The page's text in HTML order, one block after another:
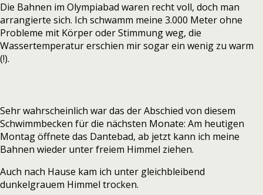
Die Bahnen im Olympiabad waren recht voll, doch man
arrangierte sich. Ich schwamm meine 3.000 Meter ohne
Probleme mit Körper oder Stimmung weg, die
Wassertemperatur erschien mir sogar ein wenig zu warm
(!).
Sehr wahrscheinlich war das der Abschied von diesem
Schwimmbecken für die nächsten Monate: Am heutigen
Montag öffnete das Dantebad, ab jetzt kann ich meine
Bahnen wieder unter freiem Himmel ziehen.
Auch nach Hause kam ich unter gleichbleibend
dunkelgrauem Himmel trocken.